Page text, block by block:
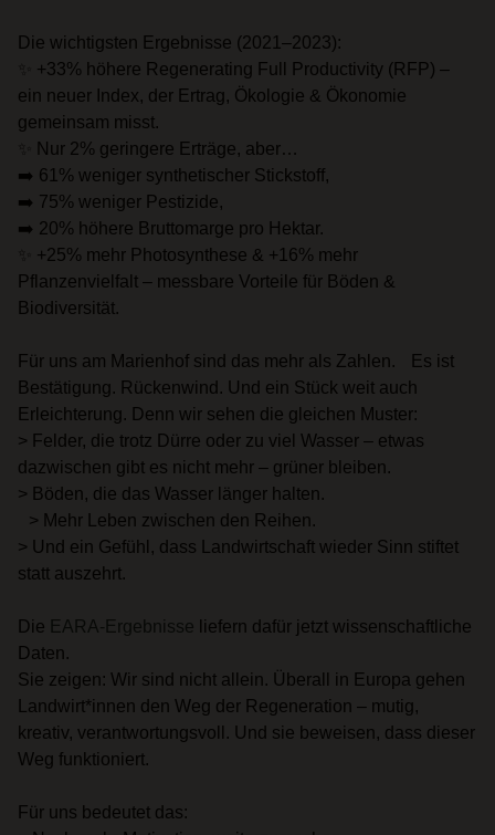
Die wichtigsten Ergebnisse (2021–2023):
✨ +33% höhere Regenerating Full Productivity (RFP) –
ein neuer Index, der Ertrag, Ökologie & Ökonomie
gemeinsam misst.
✨ Nur 2% geringere Erträge, aber…
➡️ 61% weniger synthetischer Stickstoff,
➡️ 75% weniger Pestizide,
➡️ 20% höhere Bruttomarge pro Hektar.
✨ +25% mehr Photosynthese & +16% mehr
Pflanzenvielfalt – messbare Vorteile für Böden &
Biodiversität.
Für uns am Marienhof sind das mehr als Zahlen. Es ist
Bestätigung. Rückenwind. Und ein Stück weit auch
Erleichterung. Denn wir sehen die gleichen Muster:
> Felder, die trotz Dürre oder zu viel Wasser – etwas
dazwischen gibt es nicht mehr – grüner bleiben.
> Böden, die das Wasser länger halten.
> Mehr Leben zwischen den Reihen.
> Und ein Gefühl, dass Landwirtschaft wieder Sinn stiftet
statt auszehrt.
Die EARA-Ergebnisse liefern dafür jetzt wissenschaftliche
Daten.
Sie zeigen: Wir sind nicht allein. Überall in Europa gehen
Landwirt*innen den Weg der Regeneration – mutig,
kreativ, verantwortungsvoll. Und sie beweisen, dass dieser
Weg funktioniert.
Für uns bedeutet das: